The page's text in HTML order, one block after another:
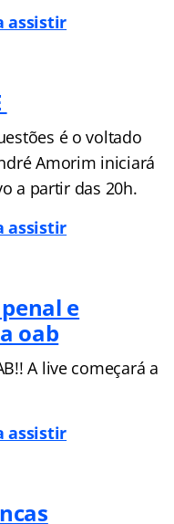
assistir
é o voltado
Amorim iniciará
a partir das 20h.
assistir
e
oab
A live começará a
assistir